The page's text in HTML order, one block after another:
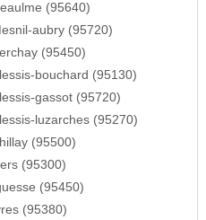
(95640)
aubry (95720)
(95450)
bouchard (95130)
gassot (95720)
luzarches (95270)
(95500)
(95300)
(95450)
(95380)